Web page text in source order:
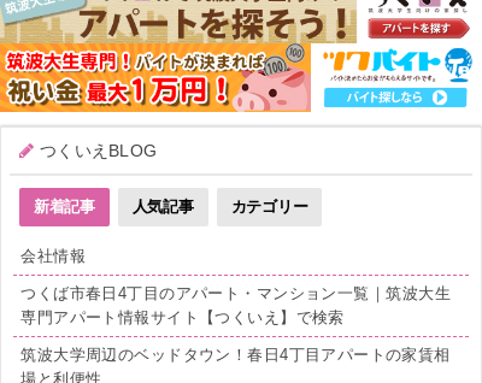
つくいえBLOG
新着記事 人気記事 カテゴリー
会社情報
つくば市春日4丁目のアパート・マンション一覧｜筑波大生
専門アパート情報サイト【つくいえ】で検索
筑波大学周辺のベッドタウン！春日4丁目アパートの家賃相